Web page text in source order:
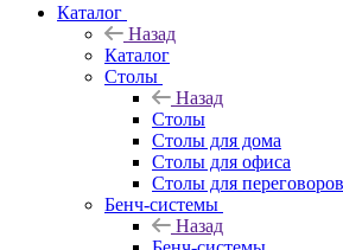
Каталог
Назад
Каталог
Столы
Назад
Столы
Столы для дома
Столы для офиса
Столы для переговоров
Бенч-системы
Назад